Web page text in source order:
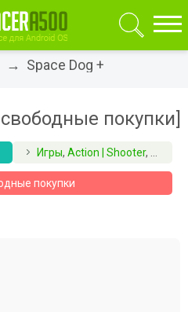
→ Space Dog +
покупки]
Игры, Action | Shooter,
покупки